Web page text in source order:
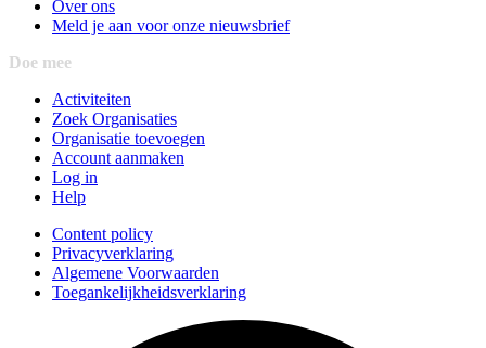
Over ons
Meld je aan voor onze nieuwsbrief
Doe mee
Activiteiten
Zoek Organisaties
Organisatie toevoegen
Account aanmaken
Log in
Help
Content policy
Privacyverklaring
Algemene Voorwaarden
Toegankelijkheidsverklaring